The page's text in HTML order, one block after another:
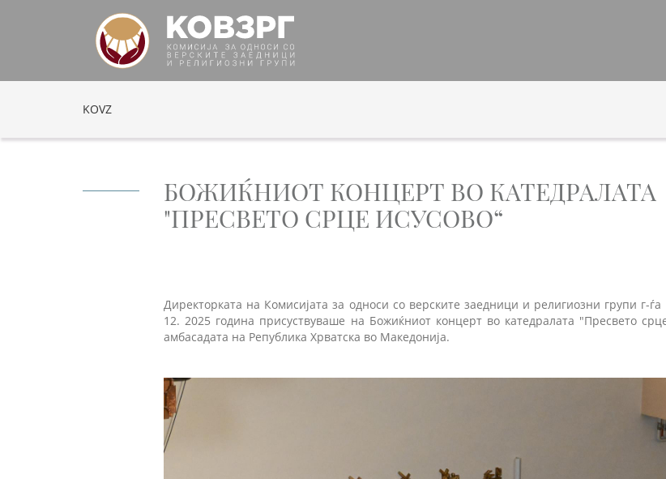
KOVZ
БОЖИЌНИОТ КОНЦЕРТ ВО КАТЕДРАЛАТА
"ПРЕСВЕТО СРЦЕ ИСУСОВО“
Директорката на Комисијата за односи со верските заедници и религиозни групи г-
12. 2025 година присуствуваше на Божиќниот концерт во катедралата "Пресвето
амбасадата на Република Хрватска во Македонија.